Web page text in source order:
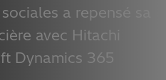
a repensé sa
avec Hitachi
Dynamics 365